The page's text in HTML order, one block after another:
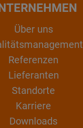
Über uns
Referenzen
Lieferanten
Standorte
Karriere
Downloads